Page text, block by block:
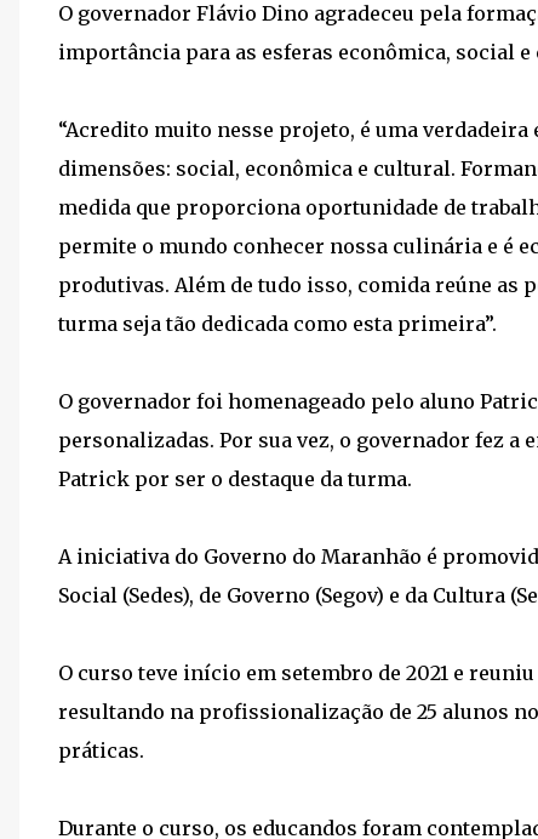
O governador Flávio Dino agradeceu pela
importância para as esferas econômica, social
“Acredito muito nesse projeto, é uma
dimensões: social, econômica e cultural.
medida que proporciona oportunidade de
permite o mundo conhecer nossa culinária e é
produtivas. Além de tudo isso, comida reúne as
turma seja tão dedicada como esta primeira”.
O governador foi homenageado pelo aluno
personalizadas. Por sua vez, o governador fez a
Patrick por ser o destaque da turma.
A iniciativa do Governo do Maranhão é
Social (Sedes), de Governo (Segov) e da Cultura
O curso teve início em setembro de 2021 e
resultando na profissionalização de 25 alunos
práticas.
Durante o curso, os educandos foram